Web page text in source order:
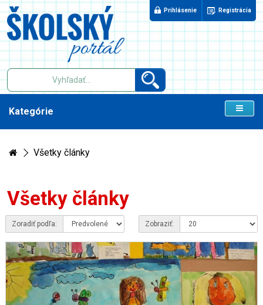
Prihlásenie Registrácia
Kategórie
Všetky články
Všetky články
Zoradiť podľa: Zobraziť: